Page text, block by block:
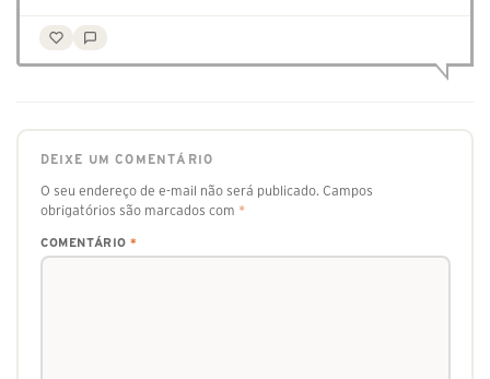
DEIXE UM COMENTÁRIO
O seu endereço de e-mail não será publicado. Campos
obrigatórios são marcados com *
COMENTÁRIO *